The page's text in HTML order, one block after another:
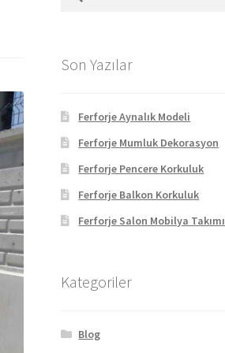
Son Yazılar
Ferforje Aynalık Modeli
Ferforje Mumluk Dekorasyon
Ferforje Pencere Korkuluk
Ferforje Balkon Korkuluk
Ferforje Salon Mobilya Takımı
Kategoriler
Blog